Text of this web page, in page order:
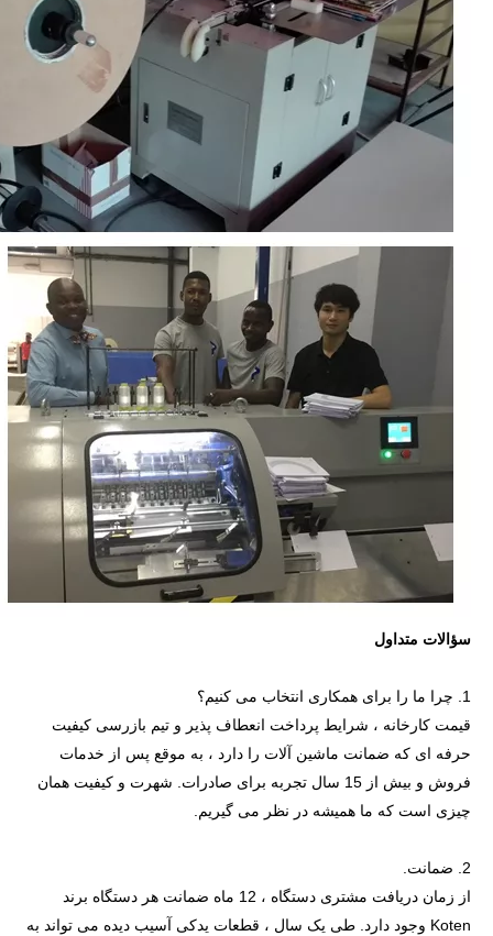
سؤالات متداول
1. چرا ما را برای همکاری انتخاب می کنیم؟
قیمت کارخانه ، شرایط پرداخت انعطاف پذیر و تیم بازرسی کیفیت
حرفه ای که ضمانت ماشین آلات را دارد ، به موقع پس از خدمات
فروش و بیش از 15 سال تجربه برای صادرات. شهرت و کیفیت همان
چیزی است که ما همیشه در نظر می گیریم.
2. ضمانت.
از زمان دریافت مشتری دستگاه ، 12 ماه ضمانت هر دستگاه برند
Koten وجود دارد. طی یک سال ، قطعات یدکی آسیب دیده می تواند به